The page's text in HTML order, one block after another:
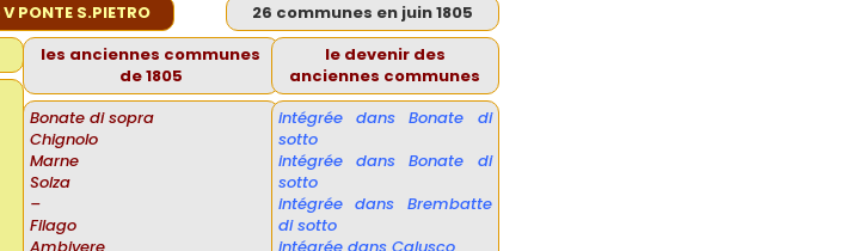
PONTE S.PIETRO
26 communes en juin 1805
les anciennes communes
de 1805
Bonate di sopra
Chignolo
Marne
Solza
–
Filago
le devenir des
anciennes communes
intégrée dans Bonate di
sotto
intégrée dans Bonate di
sotto
intégrée dans Brembatte
di sotto